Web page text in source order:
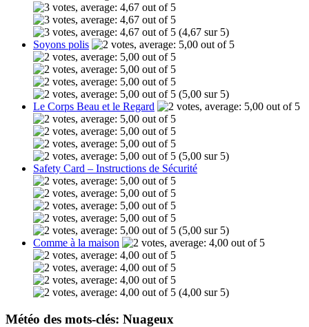
(4,67 sur 5)
Soyons polis
(5,00 sur 5)
Le Corps Beau et le Regard
(5,00 sur 5)
Safety Card – Instructions de Sécurité
(5,00 sur 5)
Comme à la maison
(4,00 sur 5)
Météo des mots-clés: Nuageux